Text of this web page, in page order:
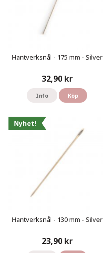
Hantverksnål - 175 mm - Silver
32,90 kr
Info Köp
Nyhet!
Hantverksnål - 130 mm - Silver
23,90 kr